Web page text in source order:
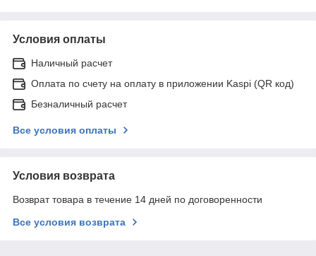
Условия оплаты
Наличный расчет
Оплата по счету на оплату в приложении Kaspi (QR код)
Безналичный расчет
Все условия оплаты
Условия возврата
Возврат товара в течение 14 дней по договоренности
Все условия возврата